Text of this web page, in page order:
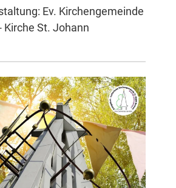
Ev. Kirchengemeinde
Kirche St. Johann